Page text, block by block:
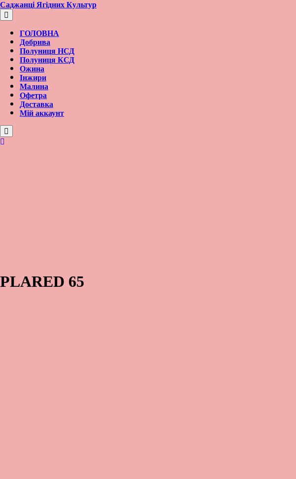
Перейти
к
содержимому
Саджанці Ягідних Культур
ГОЛОВНА
Добрива
Полуниця НСД
Полуниця КСД
Ожина
Інжири
Малина
Офетра
Доставка
Мій аккаунт
Вход/
PLARED 65